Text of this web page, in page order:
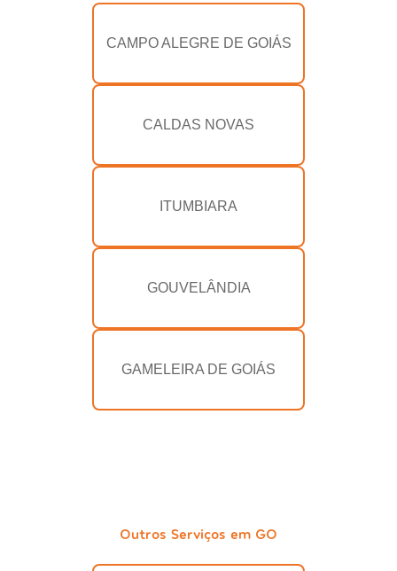
CAMPO ALEGRE DE GOIÁS
CALDAS NOVAS
ITUMBIARA
GOUVELÂNDIA
GAMELEIRA DE GOIÁS
Outros Serviços em GO